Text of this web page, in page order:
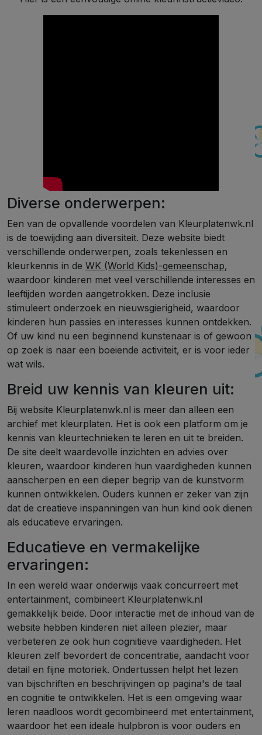
Diverse onderwerpen:
Een van de opvallende voordelen van Kleurplatenwk.nl
is de toewijding aan diversiteit. Deze website biedt
verschillende onderwerpen, zoals tekenlessen en
kleurkennis in de WK (World Kids)-gemeenschap,
waardoor kinderen met veel verschillende interesses en
leeftijden worden aangetrokken. Deze inclusie
stimuleert onderzoek en nieuwsgierigheid, waardoor
kinderen hun passies en interesses kunnen ontdekken.
Of uw kind nu een beginnend kunstenaar is of gewoon
op zoek is naar een boeiende activiteit, er is voor ieder
wat wils.
Breid uw kennis van kleuren uit:
Bij website Kleurplatenwk.nl is meer dan alleen een
archief met kleurplaten. Het is ook een platform om je
kennis van kleurtechnieken te leren en uit te breiden.
De site deelt waardevolle inzichten en advies over
kleuren, waardoor kinderen hun vaardigheden kunnen
aanscherpen en een dieper begrip van de kunstvorm
kunnen ontwikkelen. Ouders kunnen er zeker van zijn
dat de creatieve inspanningen van hun kind ook dienen
als educatieve ervaringen.
Educatieve en vermakelijke
ervaringen:
In een wereld waar onderwijs vaak concurreert met
entertainment, combineert Kleurplatenwk.nl
gemakkelijk beide. Door interactie met de inhoud van de
website hebben kinderen niet alleen plezier, maar
verbeteren ze ook hun cognitieve vaardigheden. Het
kleuren zelf bevordert de concentratie, aandacht voor
detail en fijne motoriek. Ondertussen helpt het lezen
van bijschriften en beschrijvingen op pagina's de taal
en cognitie te ontwikkelen. Het is een omgeving waar
leren naadloos wordt gecombineerd met entertainment,
waardoor het een ideale hulpbron is voor ouders en